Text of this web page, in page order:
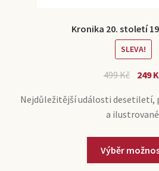
Kronika 20. století
SLEVA!
499Kč 249
Nejdůležitější události desetiletí,
a
Výběr